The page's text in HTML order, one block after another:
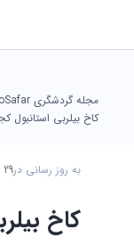
العربية
لیر
مجله گردشگری GoToSafar
کاخ بیلربی استانبول
به روز رسانی در29 تیر 1404
کاخ
العربية